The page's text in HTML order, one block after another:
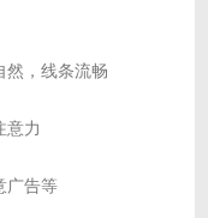
然，线条流畅
意力
广告等